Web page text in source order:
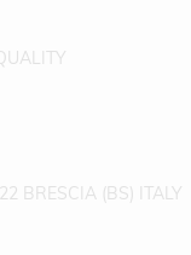
BRESCIA (BS) ITALY